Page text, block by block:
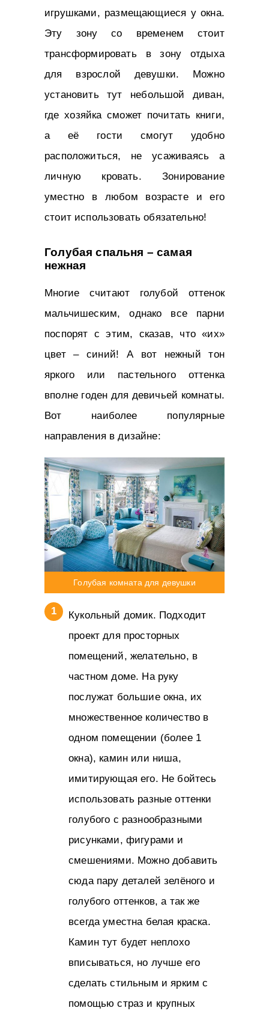
игрушками, размещающиеся у окна.
Эту зону со временем стоит
трансформировать в зону отдыха
для взрослой девушки. Можно
установить тут небольшой диван,
где хозяйка сможет почитать книги,
а её гости смогут удобно
расположиться, не усаживаясь а
личную кровать. Зонирование
уместно в любом возрасте и его
стоит использовать обязательно!
Голубая спальня – самая
нежная
Многие считают голубой оттенок
мальчишеским, однако все парни
поспорят с этим, сказав, что «их»
цвет – синий! А вот нежный тон
яркого или пастельного оттенка
вполне годен для девичьей комнаты.
Вот наиболее популярные
направления в дизайне:
Голубая комната для девушки
Кукольный домик. Подходит
проект для просторных
помещений, желательно, в
частном доме. На руку
послужат большие окна, их
множественное количество в
одном помещении (более 1
окна), камин или ниша,
имитирующая его. Не бойтесь
использовать разные оттенки
голубого с разнообразными
рисунками, фигурами и
смешениями. Можно добавить
сюда пару деталей зелёного и
голубого оттенков, а так же
всегда уместна белая краска.
Камин тут будет неплохо
вписываться, но лучше его
сделать стильным и ярким с
помощью страз и крупных